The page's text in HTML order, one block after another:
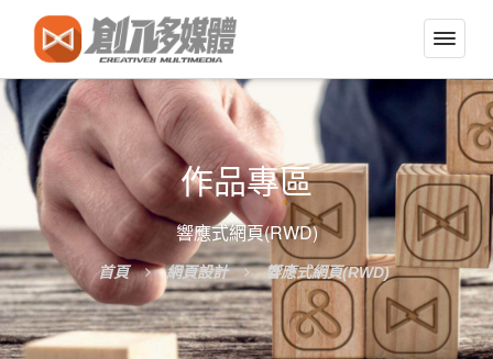
切
換
導
選
單
作品專區
響應式網頁(RWD)
首頁 網頁設計 響應式網頁(RWD)